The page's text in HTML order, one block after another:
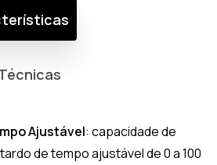
Ajustável: capacidade de
de tempo ajustável de 0 a 100